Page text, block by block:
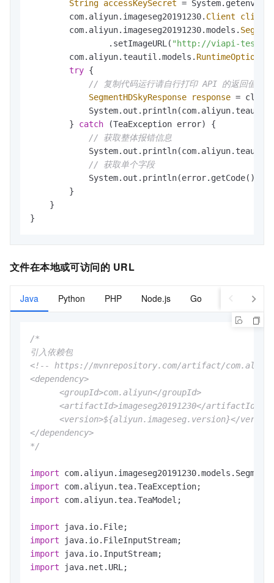
String accessKeySecret = System.getenv(
        com.aliyun.imageseg20191230.
Client
client
        com.aliyun.imageseg20191230.models.
                .setImageURL(
"http://viapi-test.oss-
        com.aliyun.teautil.models.
RuntimeOptions
try {
// 复制代码运行请自行打印 API 的返回值
SegmentHDSkyResponse
response =
        }
catch (TeaException error) {
// 获取整体报错信息
// 获取单个字段
            System.out.println(error.getCode());
        }
    }
文件在本地或可访问的 URL
Java Python PHP Node.js Go
/*
引入依赖包
<!-- https://mvnrepository.com/artifact/com.aliyun/
<dependency>
      <groupId>com.aliyun</groupId>
      <artifactId>imageseg20191230</artifactId>
<version>${aliyun.imageseg.version}</
</dependency>
*/
import
import
import com.aliyun.tea.TeaModel;
import
import
import
import java.net.URL;